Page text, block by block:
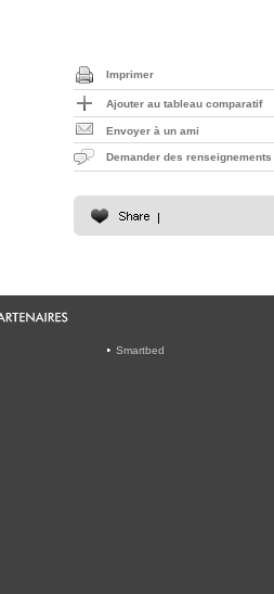
Imprimer
Ajouter au tableau comparatif
Envoyer à un ami
Demander des renseignements
Smartbed